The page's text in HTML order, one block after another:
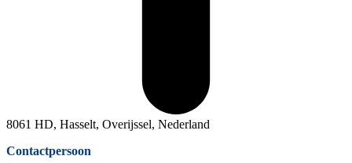
8061 HD, Hasselt, Overijssel, Nederland
Contactpersoon